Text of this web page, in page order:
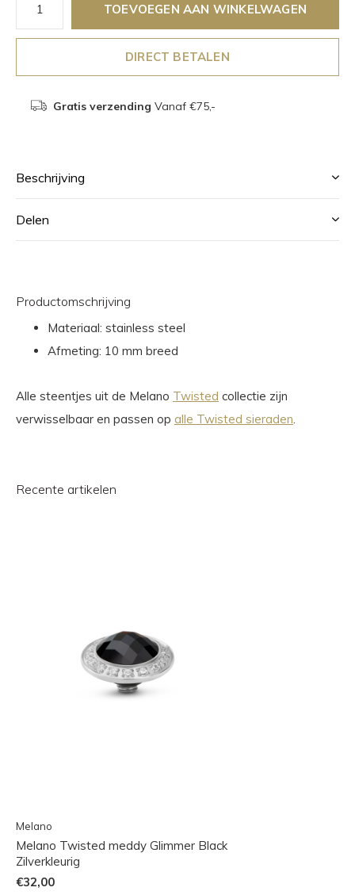
TOEVOEGEN AAN WINKELWAGEN
DIRECT BETALEN
Gratis verzending Vanaf €75,-
Beschrijving
Delen
Productomschrijving
Materiaal: stainless steel
Afmeting: 10 mm breed
Alle steentjes uit de Melano Twisted collectie zijn
verwisselbaar en passen op alle Twisted sieraden
Recente artikelen
Melano
Melano Twisted meddy Glimmer Black
Zilverkleurig
€32,00